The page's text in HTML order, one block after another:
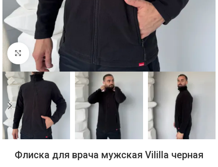
Click to enlarge
Флиска для врача мужская Vililla черная